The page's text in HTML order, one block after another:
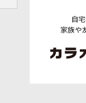
自
家族や